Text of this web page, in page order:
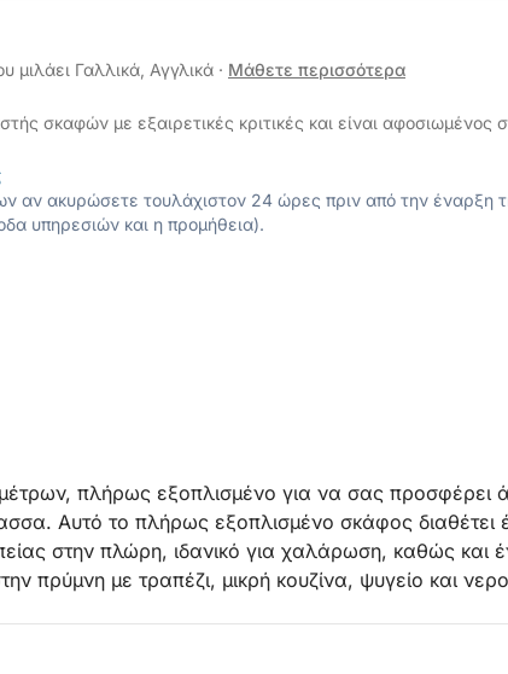
μιλάει Γαλλικά, Αγγλικά · Μάθετε περισσότερα
σκαφών με εξαιρετικές κριτικές και είναι αφοσιωμένος
αν ακυρώσετε τουλάχιστον 24 ώρες πριν από την έναρξη
υπηρεσιών και η προμήθεια).
πλήρως εξοπλισμένο για να σας προσφέρει
Αυτό το πλήρως εξοπλισμένο σκάφος διαθέτει
στην πλώρη, ιδανικό για χαλάρωση, καθώς και
πρύμνη με τραπέζι, μικρή κουζίνα, ψυγείο και
στιγμές στο σκάφος.
να σας προστατεύει από τον ήλιο και μεγάλες